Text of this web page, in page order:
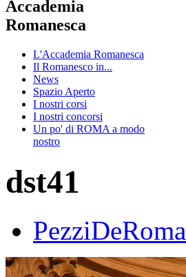
Accademia
Romanesca
L'Accademia Romanesca
Il Romanesco in...
News
Spazio Aperto
I nostri corsi
I nostri concorsi
Un po' di ROMA a modo
nostro
dst41
PezziDeRoma